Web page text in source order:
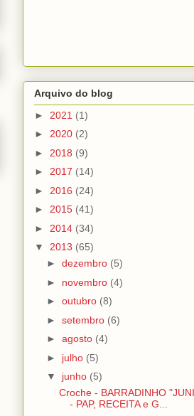
Arquivo do blog
► 2021 (1)
► 2020 (2)
► 2018 (9)
► 2017 (14)
► 2016 (24)
► 2015 (41)
► 2014 (34)
▼ 2013 (65)
► dezembro (5)
► novembro (4)
► outubro (8)
► setembro (6)
► agosto (4)
► julho (5)
▼ junho (5)
Croche - BARRADINHO
- PAP, RECEITA e G...